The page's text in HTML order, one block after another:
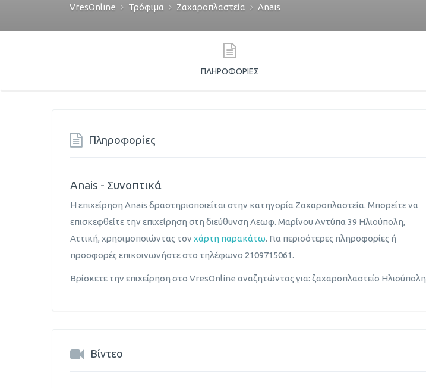
VresOnline Τρόφιμα Ζαχαροπλαστεία Anais
ΠΛΗΡΟΦΟΡΊΕΣ
Πληροφορίες
Anais - Συνοπτικά
Η επιχείρηση Anais δραστηριοποιείται στην κατηγορία Ζαχαροπλαστεία. Μπορείτε να
επισκεφθείτε την επιχείρηση στη διεύθυνση Λεωφ. Μαρίνου Αντύπα 39 Ηλιούπολη,
Αττική, χρησιμοποιώντας τον χάρτη παρακάτω. Για περισότερες πληροφορίες ή
προσφορές επικοινωνήστε στο τηλέφωνο 2109715061.
Βρίσκετε την επιχείρηση στο VresOnline αναζητώντας για: ζαχαροπλαστείο Ηλιούπολη
Βίντεο